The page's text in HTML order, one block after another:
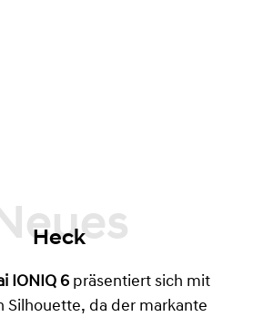
Heck
IONIQ 6 präsentiert sich mit
Silhouette, da der markante